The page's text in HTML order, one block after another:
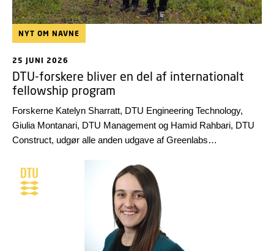
NYT OM NAVNE
25 JUNI 2026
DTU-forskere bliver en del af internationalt
fellowship program
Forskerne Katelyn Sharratt, DTU Engineering Technology,
Giulia Montanari, DTU Management og Hamid Rahbari, DTU
Construct, udgør alle anden udgave af Greenlabs